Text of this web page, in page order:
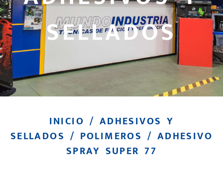
SELLADOS
INICIO / ADHESIVOS Y
SELLADOS / POLIMEROS / ADHESIVO
SPRAY SUPER 77